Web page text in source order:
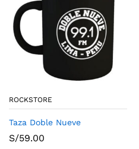
ROCKSTORE
Taza Doble Nueve
S/59.00